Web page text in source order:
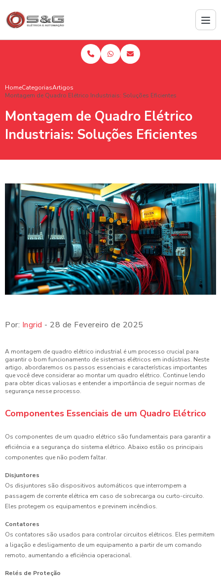
HomeCategoriasArtigos
Montagem de Quadro Elétrico Industriais: Soluções Eficientes
Montagem de Quadro Elétrico
Industriais: Soluções Eficientes
Por: Ingrid - 28 de Fevereiro de 2025
A montagem de quadro elétrico industrial é um processo crucial para
garantir o bom funcionamento de sistemas elétricos em indústrias. Neste
artigo, abordaremos os passos essenciais e características importantes
que você deve considerar ao montar um quadro elétrico. Continue lendo
para obter dicas valiosas e entender a importância de seguir normas de
segurança nesse processo.
Componentes Essenciais de um Quadro Elétrico
Os componentes de um quadro elétrico são fundamentais para garantir a
eficiência e a segurança do sistema elétrico. Abaixo estão os principais
componentes que não podem faltar.
Disjuntores
Os disjuntores são dispositivos automáticos que interrompem a
passagem de corrente elétrica em caso de sobrecarga ou curto-circuito.
Eles protegem os equipamentos e previnem incêndios.
Contatores
Os contatores são usados para controlar circuitos elétricos. Eles permitem
a ligação e desligamento de um equipamento a partir de um comando
remoto, aumentando a eficiência operacional.
Relés de Proteção